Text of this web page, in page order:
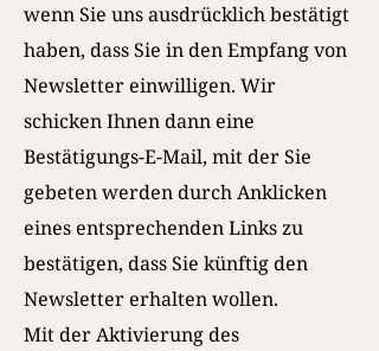
wenn Sie uns ausdrücklich bestätigt
haben, dass Sie in den Empfang von
Newsletter einwilligen. Wir
schicken Ihnen dann eine
Bestätigungs-E-Mail, mit der Sie
gebeten werden durch Anklicken
eines entsprechenden Links zu
bestätigen, dass Sie künftig den
Newsletter erhalten wollen.
Mit der Aktivierung des